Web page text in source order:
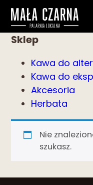
Sklep
Kawa do
Kawa do
Akcesoria
Herbata
Nie
szukasz.